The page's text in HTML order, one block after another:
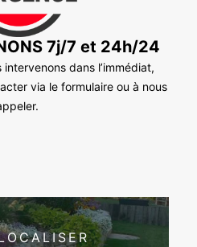
7j/7 et 24h/24
intervenons dans l’immédiat,
via le formulaire ou à nous